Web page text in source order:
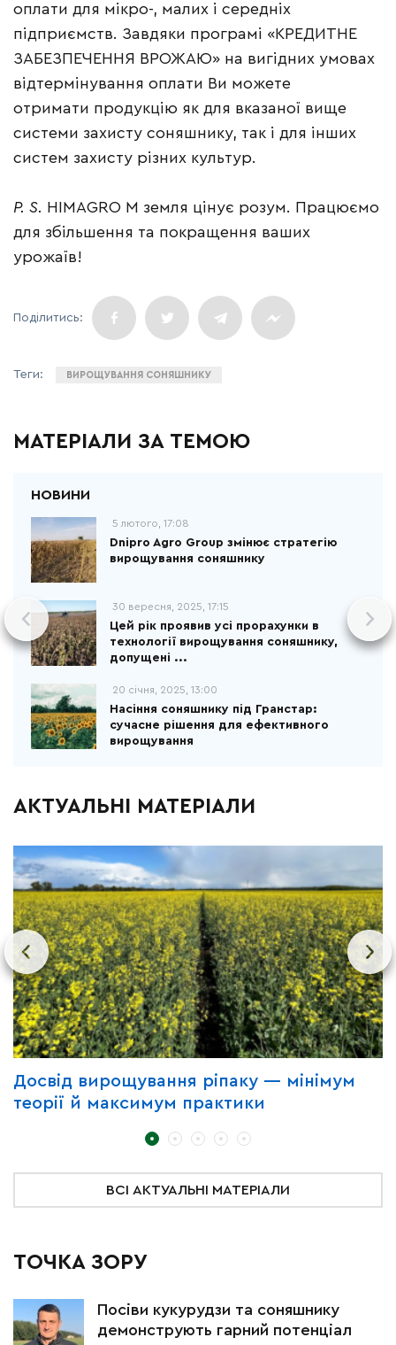
оплати для мікро-, малих і середніх
підприємств. Завдяки програмі «КРЕДИТНЕ
ЗАБЕЗПЕЧЕННЯ ВРОЖАЮ» на вигідних умовах
відтермінування оплати Ви можете
отримати продукцію як для вказаної вище
системи захисту соняшнику, так і для інших
систем захисту різних культур.
P. S. HIMAGRO M земля цінує розум. Працюємо
для збільшення та покращення ваших
урожаїв!
ВИРОЩУВАННЯ СОНЯШНИКУ
МАТЕРІАЛИ ЗА ТЕМОЮ
5 лютого, 17:08
Dnipro Agro Group змінює стратегію
вирощування соняшнику
30 вересня, 2025, 17:15
Цей рік проявив усі прорахунки в
технології вирощування соняшнику,
допущені ...
20 січня, 2025, 13:00
Насіння соняшнику під Гранстар:
сучасне рішення для ефективного
вирощування
АКТУАЛЬНІ МАТЕРІАЛИ
Досвід вирощування ріпаку — мінімум
теорії й максимум практики
ВСІ АКТУАЛЬНІ МАТЕРІАЛИ
ТОЧКА ЗОРУ
Посіви кукурудзи та соняшнику
демонструють гарний потенціал